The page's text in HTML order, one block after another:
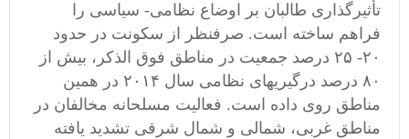
تأثیرگذاری طالبان بر اوضاع نظامی- سیاسی را
فراهم ساخته است. صرفنظر از سکونت در حدود
۲۰- ۲۵ درصد جمعیت در مناطق فوق الذکر، بیش از
۸۰ درصد درگیریهای نظامی سال ۲۰۱۴ در همین
مناطق روی داده است. فعالیت مسلحانه مخالفان در
مناطق غربی، شمالی و شمال شرقی تشدید یافته